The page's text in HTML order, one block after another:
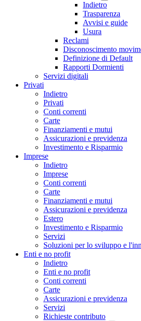
Indietro
Trasparenza
Avvisi e guide
Usura
Reclami
Disconoscimento
Definizione di Default
Rapporti Dormienti
Servizi digitali
Privati
Indietro
Privati
Conti correnti
Carte
Finanziamenti e mutui
Assicurazioni e previdenza
Investimento e Risparmio
Imprese
Indietro
Imprese
Conti correnti
Carte
Finanziamenti e mutui
Assicurazioni e previdenza
Estero
Investimento e Risparmio
Servizi
Soluzioni per lo sviluppo e
Enti e no profit
Indietro
Enti e no profit
Conti correnti
Carte
Assicurazioni e previdenza
Servizi
Richieste contributo